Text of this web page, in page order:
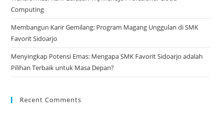
Computing
Membangun Karir Gemilang: Program Magang Unggulan di SMK
Favorit Sidoarjo
Menyingkap Potensi Emas: Mengapa SMK Favorit Sidoarjo adalah
Pilihan Terbaik untuk Masa Depan?
Recent Comments